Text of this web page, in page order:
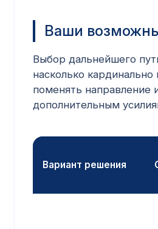
Ваши
Выбор дальнейшего
насколько кардинально
поменять направление
дополнительным
Вариант решения